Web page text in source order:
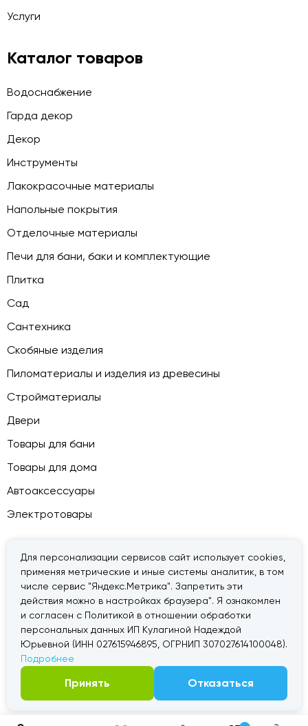
Для персонализации сервисов сайт использует cookies,
применяя метрические и иные системы аналитик, в том
числе сервис "Яндекс.Метрика". Запретить эти
действия можно в настройках браузера". Я ознакомлен
и согласен с Политикой в отношении обработки
персональных данных ИП Кулагиной Надеждой
Юрьевной (ИНН 027615946895, ОГРНИП 307027614100048).
Подробнее
Принять Отказаться
Услуги
Каталог товаров
Водоснабжение
Гарда декор
Декор
Инструменты
Лакокрасочные материалы
Напольные покрытия
Отделочные материалы
Печи для бани, баки и комплектующие
Плитка
Сад
Сантехника
Скобяные изделия
Пиломатериалы и изделия из древесины
Стройматериалы
Двери
Товары для бани
Товары для дома
Автоаксессуары
Электротовары
© 2026 — «Дачник».Правовая информация